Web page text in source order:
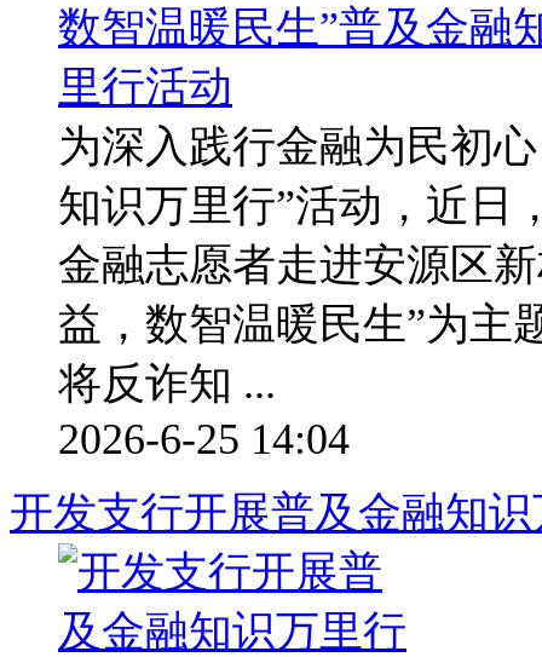
为深入践行金融为民初
知识万里行”活动，近日
金融志愿者走进安源区
益，数智温暖民生”为主
将反诈知 ...
2026-6-25 14:04
开发支行开展普及金融知